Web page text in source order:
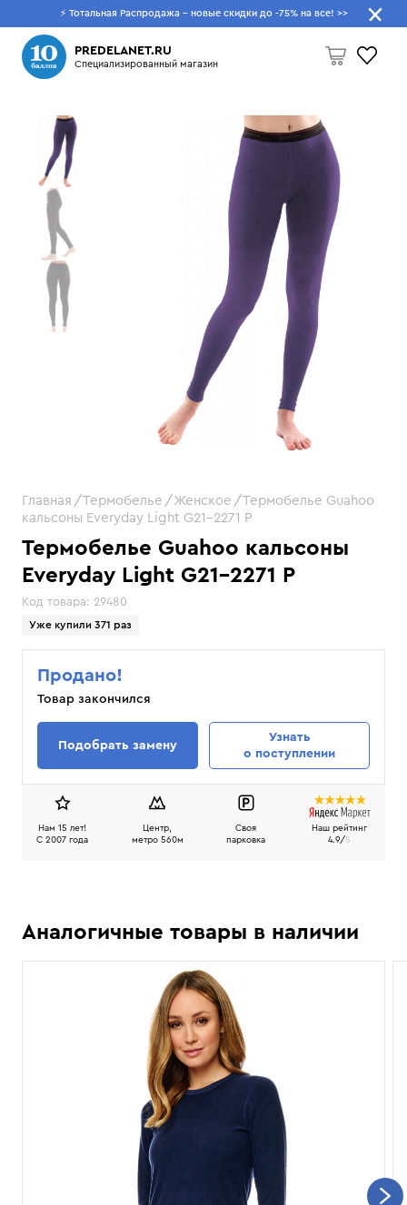
⚡ Тотальная Распродажа - новые скидки до -75% на все! >>
PREDELANET.RU
Специализированный магазин
Что будем искать?
Термобелье Guahoo кальсоны
Everyday Light G21-2271 P
Код товара: 29480
Уже купили 371 раз
Главная Термобелье Женское
Термобелье Guahoo
кальсоны Everyday Light G21-2271 P
Продано!
Товар закончился
Подобрать замену
Узнать
о поступлении
Нам 15 лет!
C 2007 года
Центр,
метро 560м
Своя
парковка
Наш рейтинг
4.9/5
Аналогичные товары в наличии